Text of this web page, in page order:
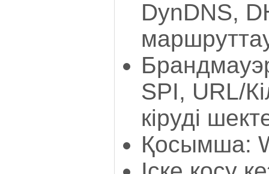
DynDNS,
SPI, URL/
кіруді
Қосымша: